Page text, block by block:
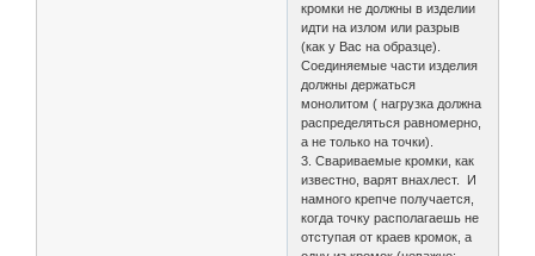
кромки не должны в изделии
идти на излом или разрыв
(как у Вас на образце).
Соединяемые части изделия
должны держаться
монолитом ( нагрузка должна
распределяться равномерно,
а не только на точки).
3. Свариваемые кромки, как
известно, варят внахлест. И
намного крепче получается,
когда точку располагаешь не
отступая от краев кромок, а